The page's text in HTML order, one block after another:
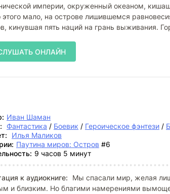
империи, окруженный океаном,
этого мало, на острове лишившемся
кинувшая пять наций на грань выживания.
ОНЛАЙН
Иван Шаман
Фантастика / Боевик / Героическое фэнтези /
Илья Маликов
Паутина миров: Остров #6
9 часов 5 минут
к аудиокниге:
Мы спасали мир, желая
и близким. Но благими намерениями